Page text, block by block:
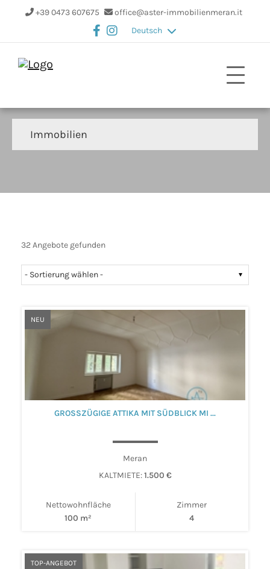
+39 0473 607675
office@aster-immobilienmeran.it
Deutsch
Immobilien
32 Angebote gefunden
NEU
GROSSZÜGIGE ATTIKA MIT SÜDBLICK MI ...
Meran
KALTMIETE: 1.500 €
Nettowohnfläche
100 m²
Zimmer
4
TOP-ANGEBOT